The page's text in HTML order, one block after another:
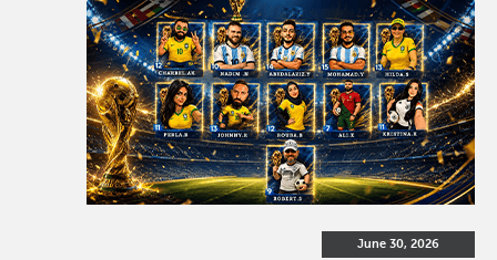
June 30, 2026